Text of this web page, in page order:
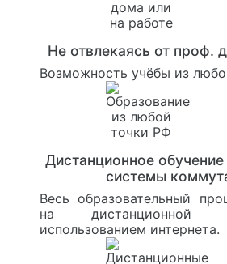
Не отвлекаясь от проф.
Возможность учёбы из
Дистанционное
системы
Весь образовательный
на дистанционной
использованием интернета.